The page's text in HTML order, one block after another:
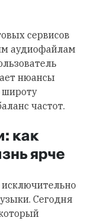
сервисов
аудиофайлам
нюансы
широту
частот.
как
ярче
Сегодня